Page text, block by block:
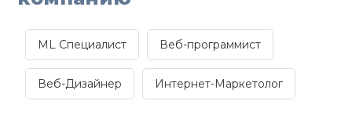
ML Специалист Веб-программист
Веб-Дизайнер Интернет-Маркетолог